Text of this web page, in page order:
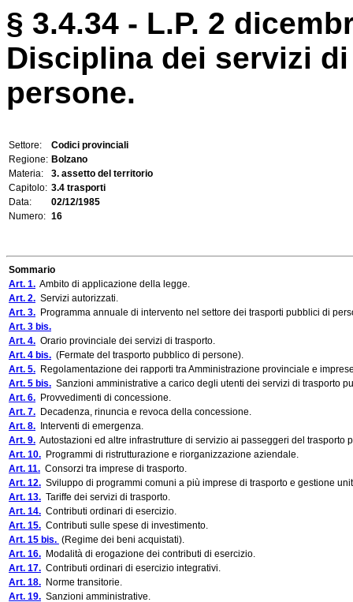
§ 3.4.34 - L.P. 2
Disciplina dei servizi
persone.
Settore:
Codici provinciali
Regione: Bolzano
Materia:
3. assetto del territorio
Capitolo: 3.4 trasporti
Data:
02/12/1985
Numero: 16
Sommario
Art. 1. Ambito di applicazione della legge.
Art. 2. Servizi autorizzati.
Art. 3. Programma annuale di intervento nel settore dei trasporti pubblici di
Art. 3 bis.
Art. 4. Orario provinciale dei servizi di trasporto.
Art. 4 bis. (Fermate del trasporto pubblico di persone).
Art. 5. Regolamentazione dei rapporti tra Amministrazione provinciale e
Art. 5 bis. Sanzioni amministrative a carico degli utenti dei servizi di trasporto
Art. 6. Provvedimenti di concessione.
Art. 7. Decadenza, rinuncia e revoca della concessione.
Art. 8. Interventi di emergenza.
Art. 9. Autostazioni ed altre infrastrutture di servizio ai passeggeri del trasporto
Art. 10. Programmi di ristrutturazione e riorganizzazione aziendale.
Art. 11. Consorzi tra imprese di trasporto.
Art. 12. Sviluppo di programmi comuni a più imprese di trasporto e gestione
Art. 13. Tariffe dei servizi di trasporto.
Art. 14. Contributi ordinari di esercizio.
Art. 15. Contributi sulle spese di investimento.
Art. 15 bis. (Regime dei beni acquistati).
Art. 16. Modalità di erogazione dei contributi di esercizio.
Art. 17. Contributi ordinari di esercizio integrativi.
Art. 18. Norme transitorie.
Art. 19. Sanzioni amministrative.